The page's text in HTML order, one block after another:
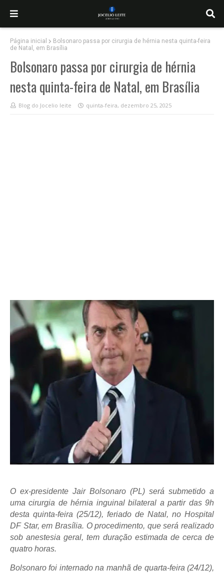
Página inicial
Bolsonaro passa por cirurgia de hérnia nesta quinta-feira
de Natal, em Brasília
Bolsonaro passa por cirurgia de hérnia
nesta quinta-feira de Natal, em Brasília
Blog do Jocelio leite quinta-feira, dezembro 25, 2025
O ex-presidente Jair Bolsonaro (PL) será submetido a
uma cirurgia de hérnia inguinal bilateral a partir das 9h
desta quinta-feira (25/12), feriado de Natal, no Hospital
DF Star, em Brasília. O procedimento, que será realizado
sob anestesia geral, tem duração estimada de cerca de
quatro horas.
Bolsonaro foi internado na manhã de quarta-feira (24/12),